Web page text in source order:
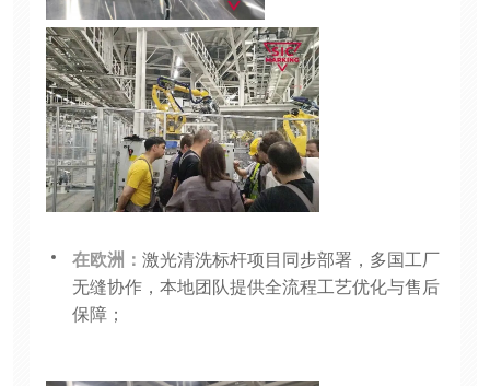
在欧洲： 激光清洗标杆项目同步部署，多国工厂
无缝协作，本地团队提供全流程工艺优化与售后
保障；